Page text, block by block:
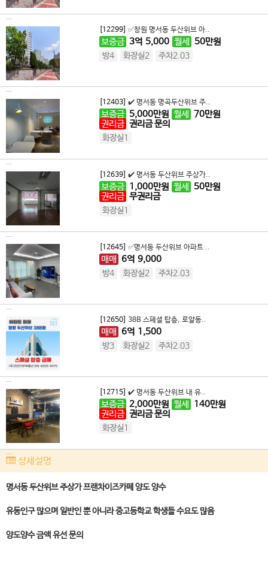
[12299] ✅️창원 명서동 두산위브 아..
보증금 3억 5,000 월세 50만원
방4 화장실2 주차2.03
[12403] ✔️ 명서동 명곡두산위브 주..
보증금 5,000만원 월세 70만원
권리금 권리금 문의
화장실1
[12639] ✔️ 명서동 두산위브 주상가..
보증금 1,000만원 월세 50만원
권리금 무권리금
화장실1
[12645] ✅️명서동 두산위브 아파트 ..
매매 6억 9,000
방4 화장실2 주차2.03
[12650] 38B 스페셜 탑층, 로얄동..
매매 6억 1,500
방3 화장실2 주차2.03
[12715] ✔️ 명서동 두산위브 내 유..
보증금 2,000만원 월세 140만원
권리금 권리금 문의
화장실1
상세설명
명서동 두산위브 주상가 프랜차이즈카페 양도 양수
유동인구 많으며 일반인 뿐 아니라 중고등학교 학생들 수요도 많음
양도양수 금액 유선 문의